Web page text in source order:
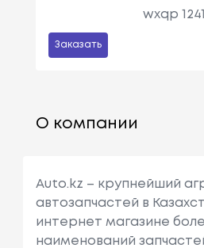
wxqp
Заказать
О компании
Auto.kz – крупнейший
автозапчастей в
интернет магазине
наименований